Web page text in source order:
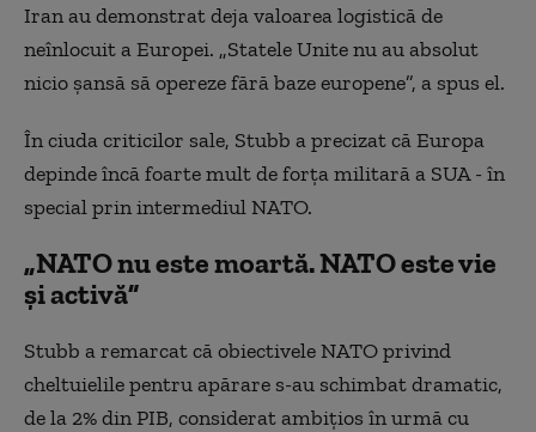
Iran au demonstrat deja valoarea logistică de
neînlocuit a Europei. „Statele Unite nu au absolut
nicio șansă să opereze fără baze europene”, a spus el.
În ciuda criticilor sale, Stubb a precizat că Europa
depinde încă foarte mult de forța militară a SUA - în
special prin intermediul NATO.
„NATO nu este moartă. NATO este vie
și activă”
Stubb a remarcat că obiectivele NATO privind
cheltuielile pentru apărare s-au schimbat dramatic,
de la 2% din PIB, considerat ambițios în urmă cu